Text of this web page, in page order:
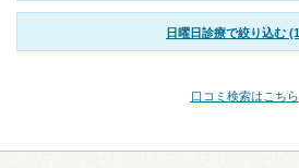
日曜日診療で絞り込む
口コミ検索はこちら